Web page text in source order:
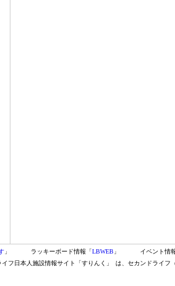
」 ラッキーボード情報「LBWEB 」
イベント情
フ日本人施設情報サイト「すりんく」
は、セカンドライフ